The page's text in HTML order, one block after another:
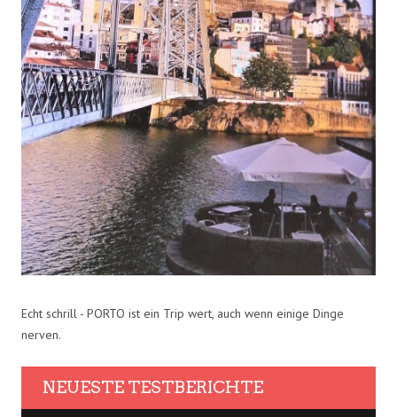
Echt schrill - PORTO ist ein Trip wert, auch wenn einige Dinge
nerven.
NEUESTE TESTBERICHTE